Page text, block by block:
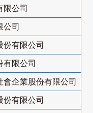
限公司
公司
份有限公司
有限公司
會企業股份有限公司
份有限公司